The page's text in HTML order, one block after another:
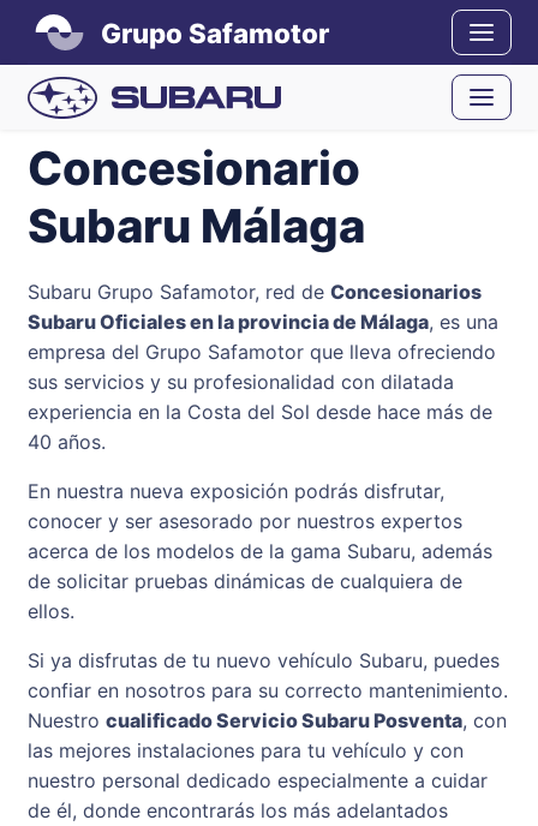
Grupo Safamotor
Concesionario
Subaru Málaga
Subaru Grupo Safamotor, red de Concesionarios
Subaru Oficiales en la provincia de Málaga, es una
empresa del Grupo Safamotor que lleva ofreciendo
sus servicios y su profesionalidad con dilatada
experiencia en la Costa del Sol desde hace más de
40 años.
En nuestra nueva exposición podrás disfrutar,
conocer y ser asesorado por nuestros expertos
acerca de los modelos de la gama Subaru, además
de solicitar pruebas dinámicas de cualquiera de
ellos.
Si ya disfrutas de tu nuevo vehículo Subaru, puedes
confiar en nosotros para su correcto mantenimiento.
Nuestro cualificado Servicio Subaru Posventa, con
las mejores instalaciones para tu vehículo y con
nuestro personal dedicado especialmente a cuidar
de él, donde encontrarás los más adelantados